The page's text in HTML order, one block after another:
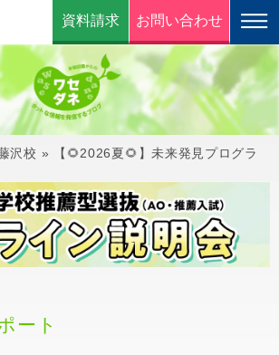
資料請求 お問い合わせ
沢校 »
【🌻2026夏🌻】未来発見プログラ
ート